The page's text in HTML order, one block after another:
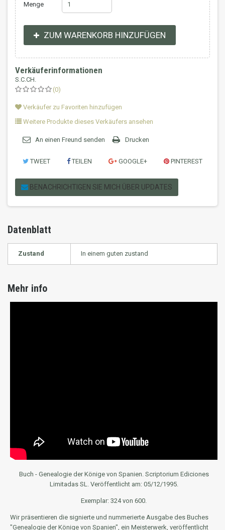
Menge
ZUM WARENKORB HINZUFÜGEN
Verkäuferinformationen
S.C.CH.
(0)
Verkäufer zu Favoriten hinzufügen
Weitere Produkte dieses Verkäufers ansehen
An einen Freund senden Drucken
TWEET TEILEN GOOGLE+ PINTEREST
BENACHRICHTIGEN SIE MICH ÜBER UPDATES
Datenblatt
Zustand In einem guten zustand
Mehr info
Buch - Genealogie der Könige von Spanien. Scriptorium Ediciones
Limitadas SL. Veröffentlicht am: 05/12/1995.
Exemplar: 324 von 600.
Wir präsentieren die signierte und nummerierte Ausgabe des Buches
"Genealogie der Könige von Spanien", ein Meisterwerk, veröffentlicht